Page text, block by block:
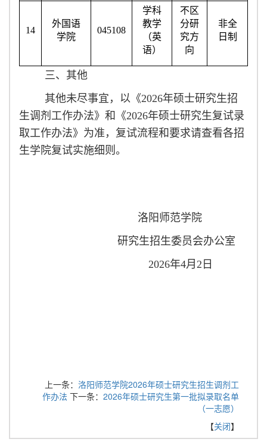
14
外国语
学院
045108
学科
教学
（英
语）
不区
分研
究方
向
非全
日制
三、其他
其他未尽事宜，以《2026年硕士研究生招
生调剂工作办法》和《2026年硕士研究生复试录
取工作办法》为准，复试流程和要求请查看各招
生学院复试实施细则。
洛阳师范学院
研究生招生委员会办公室
2026年4月2日
上一条： 洛阳师范学院2026年硕士研究生招生调剂工
作办法 下一条： 2026年硕士研究生第一批拟录取名单
（一志愿）
【关闭】